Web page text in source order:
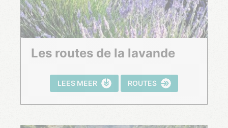
Les routes de la lavande
LEES MEER ROUTES